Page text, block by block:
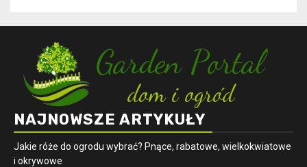
NAJNOWSZE ARTYKUŁY
Jakie róże do ogrodu wybrać? Pnące, rabatowe, wielkokwiatowe
i okrywowe